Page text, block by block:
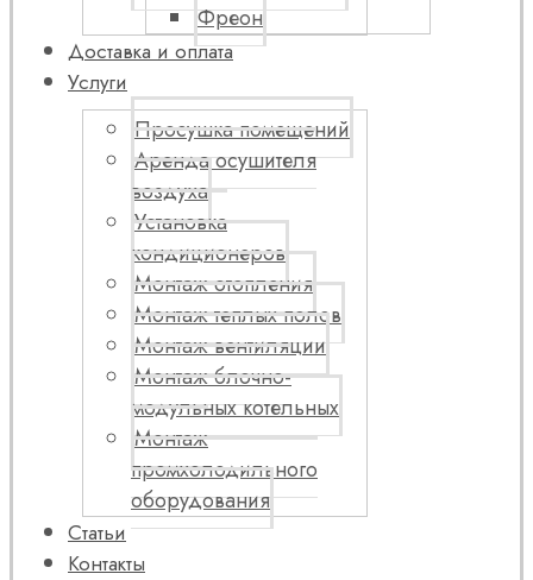
Фреон
Доставка и оплата
Услуги
Просушка помещений
Аренда осушителя
воздуха
Установка
кондиционеров
Монтаж отопления
Монтаж теплых полов
Монтаж вентиляции
Монтаж блочно-
модульных котельных
Монтаж
промхолодильного
оборудования
Статьи
Контакты